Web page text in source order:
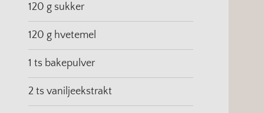
120 g sukker
120 g hvetemel
1 ts bakepulver
2 ts vaniljeekstrakt